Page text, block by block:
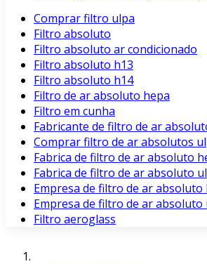
Comprar filtro ulpa
Filtro absoluto
Filtro absoluto ar condicionado
Filtro absoluto h13
Filtro absoluto h14
Filtro de ar absoluto hepa
Filtro em cunha
Fabricante de filtro de ar
Comprar filtro de ar absolutos
Fabrica de filtro de ar absoluto
Fabrica de filtro de ar absoluto
Empresa de filtro de ar absoluto
Empresa de filtro de ar absoluto
Filtro aeroglass